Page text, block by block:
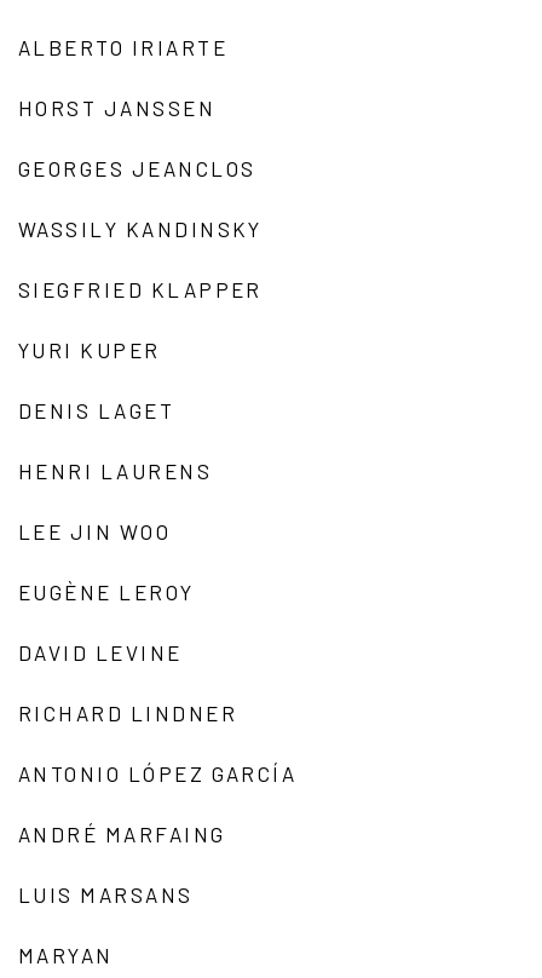
ALBERTO IRIARTE
HORST JANSSEN
GEORGES JEANCLOS
WASSILY KANDINSKY
SIEGFRIED KLAPPER
YURI KUPER
DENIS LAGET
HENRI LAURENS
LEE JIN WOO
EUGÈNE LEROY
DAVID LEVINE
RICHARD LINDNER
ANTONIO LÓPEZ GARCÍA
ANDRÉ MARFAING
LUIS MARSANS
MARYAN